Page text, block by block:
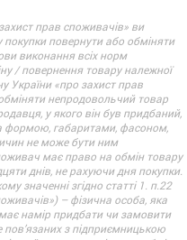
прав споживачів» ви
повернути або обміняти
виконання всіх норм
/ повернення товару належної
України «про захист прав
непродовольчий товар
у якого він був придбаний,
формою, габаритами, фасоном,
не може бути ним
має право на обмін товару
днів, не рахуючи дня покупки.
значенні згідно статті 1. п.22
– фізична особа, яка
намір придбати чи замовити
з підприємницькою